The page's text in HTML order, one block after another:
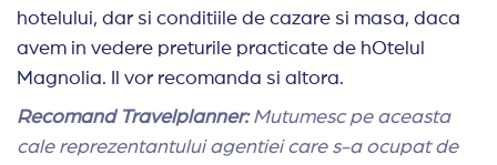
hotelului, dar si conditiile de cazare si masa, daca
avem in vedere preturile practicate de hOtelul
Magnolia. Il vor recomanda si altora.
Recomand Travelplanner:Mutumesc pe aceasta
cale reprezentantului agentiei care s-a ocupat de